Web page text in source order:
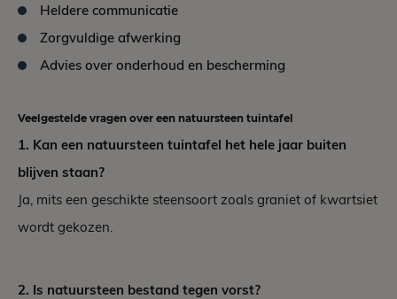
Heldere communicatie
Zorgvuldige afwerking
Advies over onderhoud en bescherming
Veelgestelde vragen over een natuursteen tuintafel
1. Kan een natuursteen tuintafel het hele jaar buiten
blijven staan?
Ja, mits een geschikte steensoort zoals graniet of kwartsiet
wordt gekozen.
2. Is natuursteen bestand tegen vorst?